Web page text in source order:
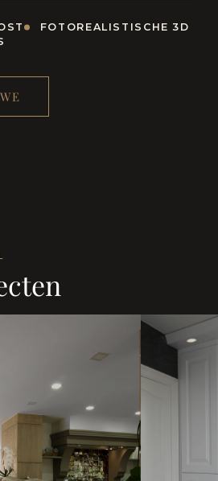
FOTOREALISTISCHE 3D